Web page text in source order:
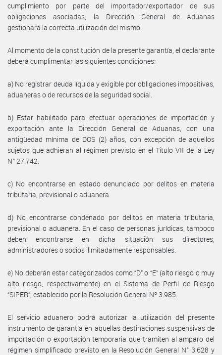
cumplimiento por parte del importador/exportador de sus
obligaciones asociadas, la Dirección General de Aduanas
gestionará la correcta utilización del mismo.
Al momento de la constitución de la presente garantía, el declarante
deberá cumplimentar las siguientes condiciones:
a) No registrar deuda líquida y exigible por obligaciones impositivas,
aduaneras o de recursos de la seguridad social.
b) Estar habilitado para efectuar operaciones de importación y
exportación ante la Dirección General de Aduanas, con una
antigüedad mínima de DOS (2) años, con excepción de aquellos
sujetos que adhieran al régimen previsto en el Titulo VII de la Ley
N° 27.742.
c) No encontrarse en estado denunciado por delitos en materia
tributaria, previsional o aduanera.
d) No encontrarse condenado por delitos en materia tributaria,
previsional o aduanera. En el caso de personas jurídicas, tampoco
deben encontrarse en dicha situación sus directores,
administradores o socios ilimitadamente responsables.
e) No deberán estar categorizados como “D” o “E” (alto riesgo o muy
alto riesgo, respectivamente) en el Sistema de Perfil de Riesgo
“SIPER”, establecido por la Resolución General Nº 3.985.
El servicio aduanero podrá autorizar la utilización del presente
instrumento de garantía en aquellas destinaciones suspensivas de
importación o exportación temporaria que tramiten al amparo del
régimen simplificado previsto en la Resolución General N° 3.628 y